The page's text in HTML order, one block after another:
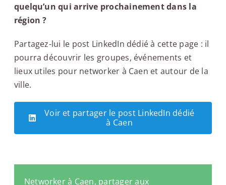
quelqu’un qui arrive prochainement dans la
région ?
Partagez-lui le post LinkedIn dédié à cette page : il
pourra découvrir les groupes, événements et
lieux utiles pour networker à Caen et autour de la
ville.
Voir et partager le post LinkedIn dédié
à Caen
Networker à Caen, partager aux